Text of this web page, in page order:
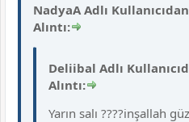
NadyaA Adlı Kullanıcıdan
Alıntı:
Deliibal Adlı
Alıntı:
Yarın salı ????inşallah